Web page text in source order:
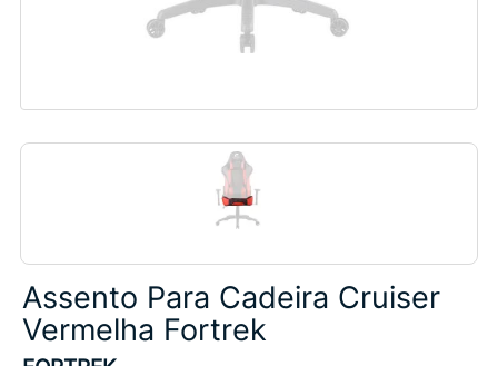
Assento Para Cadeira Cruiser
Vermelha Fortrek